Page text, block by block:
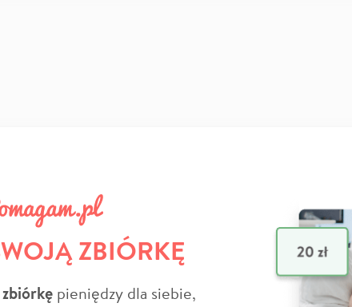
ZBIÓRKĘ
pieniędzy dla siebie,